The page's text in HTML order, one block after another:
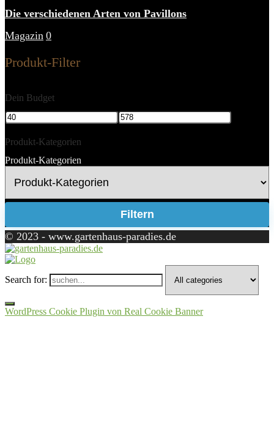
Die verschiedenen Arten von Pavillons
Magazin 0
Produkt-Filter
Dein Budget
Produkt-Kategorien
Produkt-Kategorien
Filtern
© 2023 - www.gartenhaus-paradies.de
Search for:
WordPress Cookie Plugin von Real Cookie Banner